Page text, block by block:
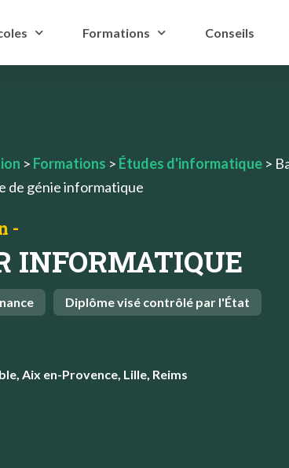
Formations Conseils
> Formations > Études d'informatique >
de génie informatique
-
INFORMATIQUE
Diplôme visé contrôlé par l'État
Aix en-Provence, Lille, Reims